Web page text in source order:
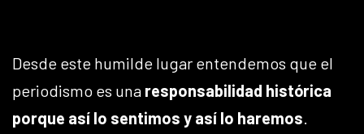
Desde este humilde lugar entendemos que el
periodismo es una responsabilidad histórica
porque así lo sentimos y así lo haremos.